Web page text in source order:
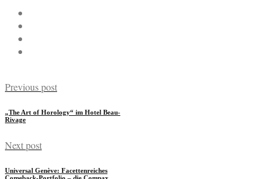
Previous post
„The Art of Horology“ im Hotel Beau-
Rivage
Next post
Universal Genève: Facettenreiches